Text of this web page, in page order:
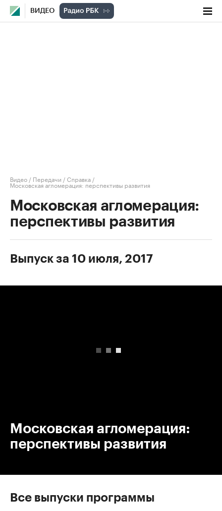
ВИДЕО
Видео / Передачи /Справка /
Московская агломерация: перспективы развития
Московская агломерация:
перспективы развития
Выпуск за 10 июля, 2017
Московская агломерация:
перспективы развития
Все выпуски программы